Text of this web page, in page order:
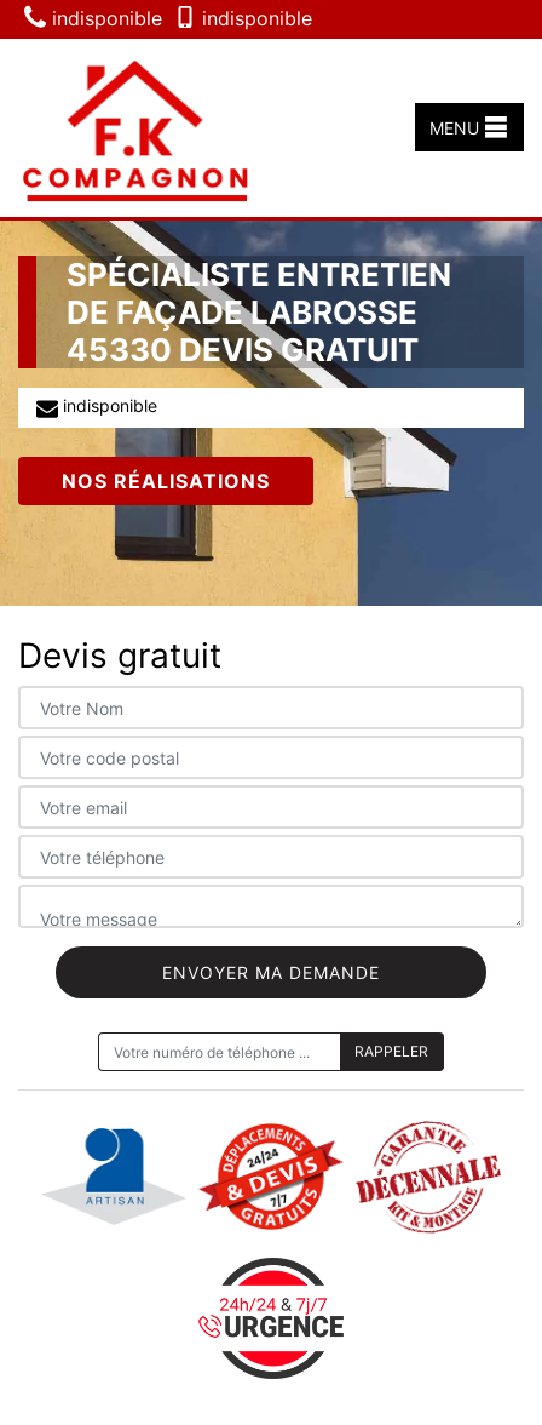
indisponible indisponible
MENU
SPÉCIALISTE ENTRETIEN
DE FAÇADE LABROSSE
45330 DEVIS GRATUIT
indisponible
NOS RÉALISATIONS
Devis gratuit